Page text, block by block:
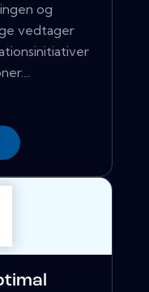
og
vedtager